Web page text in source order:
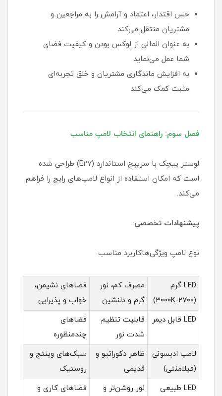
حس اقتدار، اعتماد و آرامش را به مراجعین و
مشتریان منتقل می‌کند
به عنوان المانی از لوکس بودن و کیفیت فضای
شما عمل می‌نماید
به افزایش ماندگاری مشتریان و خلق تجربه‌ای
مثبت کمک می‌کند
فصل سوم: راهنمای انتخاب لامپ مناسب
لوستر پیچک با سرپیچ استاندارد (E27) طراحی شده
است که امکان استفاده از انواع لامپ‌های رایج را فراهم
می‌کند.
پیشنهادات تخصصی:
نوع لامپ ویژگی‌هاکاربرد مناسب
LED گرم
(۲۷۰۰-۳۰۰۰K)
مصرف کم، نور
گرم و دلنشین
فضاهای نشیمن،
خواب و پذیرایی
LED قابل دیمر
قابلیت تنظیم
شدت نور
فضاهای
چندمنظوره
لامپ ادیسونی
(فیلامنتی)
ظاهر دکوراتیو و
قدیمی
سبک‌های وینتج و
روستیک
LED طبیعی
نور روشن‌تر و
فضاهای کاری و